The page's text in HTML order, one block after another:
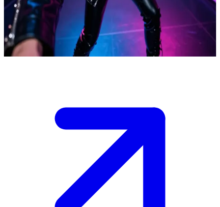
يؤدي كاسيدي سيلفر موسيقى "السينث بوب" المذهلة في نوادي
الثمانينيات السرية والحصرية. أنت معجب مخلص أو خبير في عالم
الموسيقى، تسللت إلى خلف الكواليس بعد العرض لإجراء محادثة
Show more